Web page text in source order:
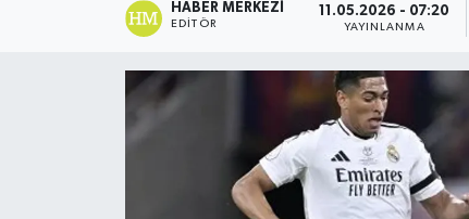
HABER MERKEZI
EDITÖR
11.05.2026 - 07:20
YAYINLANMA
Dursunbey
Edremit